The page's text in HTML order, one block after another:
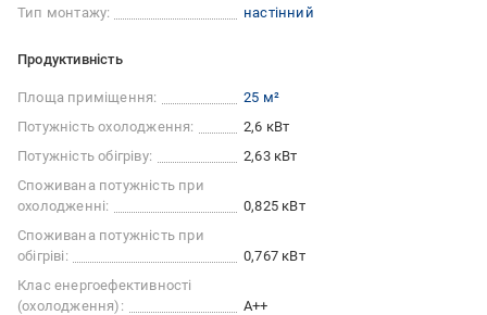
Тип монтажу:
настінний
Продуктивність
Площа приміщення:
25 м²
Потужність охолодження:
2,6 кВт
Потужність обігріву:
2,63 кВт
Споживана потужність при
охолодженні:
0,825 кВт
Споживана потужність при
обігріві:
0,767 кВт
Клас енергоефективності
(охолодження):
A++